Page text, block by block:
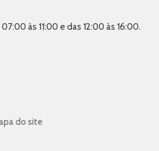
às 11:00 e das 12:00 às 16:00.
do site